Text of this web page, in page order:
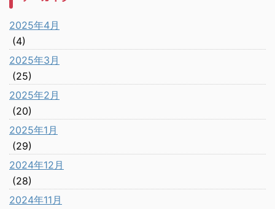
2025年4月
(4)
2025年3月
(25)
2025年2月
(20)
2025年1月
(29)
2024年12月
(28)
2024年11月